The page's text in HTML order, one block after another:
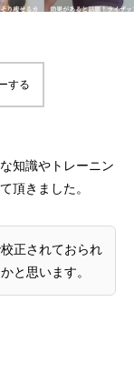
のPochipp（ポチッ
WordPress5.9アッ
方法
する
知識やトレーニン
頂きました。
正されておられ
と思います。